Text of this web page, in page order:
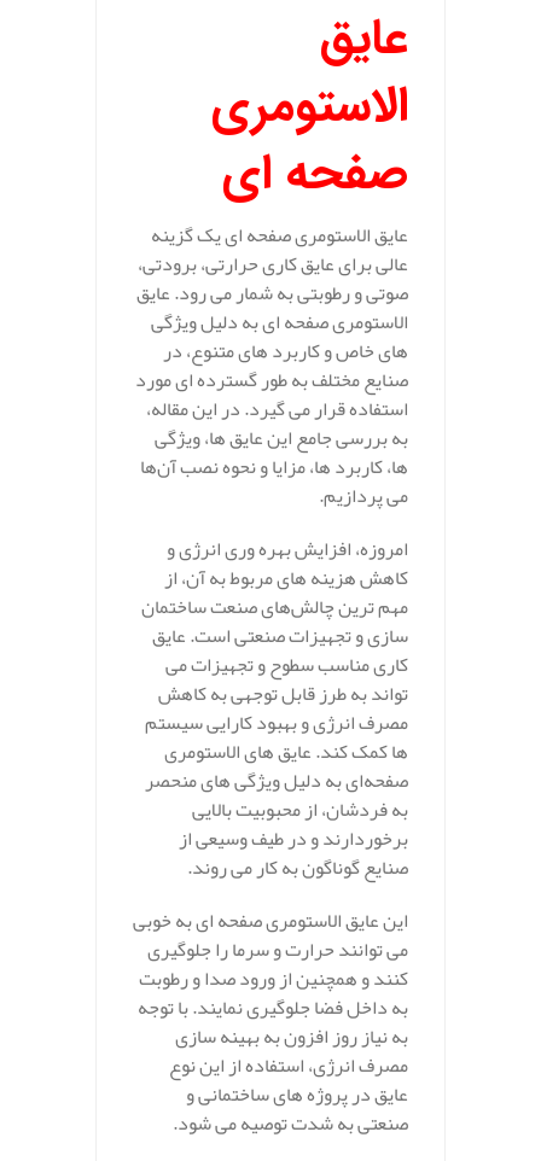
عایق
الاستومری
صفحه ای
عایق الاستومری صفحه‌ ای یک گزینه
عالی برای عایق‌ کاری حرارتی، برودتی،
صوتی و رطوبتی به شمار می‌ رود. عایق
الاستومری صفحه ای به دلیل ویژگی‌
های خاص و کاربرد های متنوع، در
صنایع مختلف به طور گسترده‌ ای مورد
استفاده قرار می‌ گیرد. در این مقاله،
به بررسی جامع این عایق‌ ها، ویژگی‌
ها، کاربرد ها، مزایا و نحوه نصب آن‌ها
می‌ پردازیم.
امروزه، افزایش بهره‌ وری انرژی و
کاهش هزینه‌ های مربوط به آن، از
مهم‌ ترین چالش‌های صنعت ساختمان‌
سازی و تجهیزات صنعتی است. عایق‌
کاری مناسب سطوح و تجهیزات می‌
تواند به طرز قابل توجهی به کاهش
مصرف انرژی و بهبود کارایی سیستم‌
ها کمک کند. عایق‌ های الاستومری
صفحه‌ای به دلیل ویژگی‌ های منحصر
به فردشان، از محبوبیت بالایی
برخوردارند و در طیف وسیعی از
صنایع گوناگون به کار می‌ روند.
این عایق‌ الاستومری صفحه ای به خوبی
می‌ توانند حرارت و سرما را جلوگیری
کنند و همچنین از ورود صدا و رطوبت
به داخل فضا جلوگیری نمایند. با توجه
به نیاز روز افزون به بهینه‌ سازی
مصرف انرژی، استفاده از این نوع
عایق در پروژه‌ های ساختمانی و
صنعتی به شدت توصیه می‌ شود.